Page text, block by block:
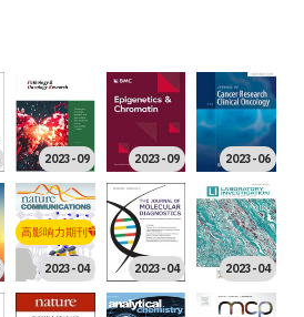
2023-09 2023-09 2023-06
2023-04
高影响力期刊
2023-04 2023-04